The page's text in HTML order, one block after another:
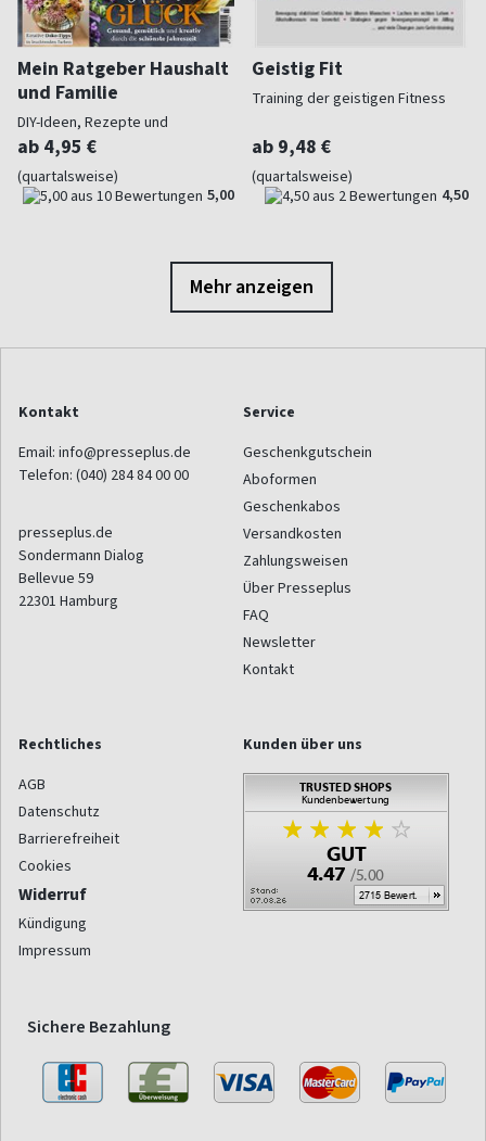
Mein Ratgeber Haushalt
und Familie
DIY-Ideen, Rezepte und
Praktisches
ab 4,95 €
(quartalsweise)
5,00
Geistig Fit
Training der geistigen Fitness
ab 9,48 €
(quartalsweise)
4,50
Mehr anzeigen
Kontakt
Email: info@presseplus.de
Telefon: (040) 284 84 00 00
presseplus.de
Sondermann Dialog
Bellevue 59
22301 Hamburg
Service
Geschenkgutschein
Aboformen
Geschenkabos
Versandkosten
Zahlungsweisen
Über Presseplus
FAQ
Newsletter
Kontakt
Rechtliches
AGB
Datenschutz
Barrierefreiheit
Cookies
Widerruf
Kündigung
Impressum
Kunden über uns
Sichere Bezahlung